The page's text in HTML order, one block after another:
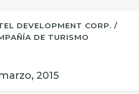
DEVELOPMENT CORP. /
DE TURISMO
2015